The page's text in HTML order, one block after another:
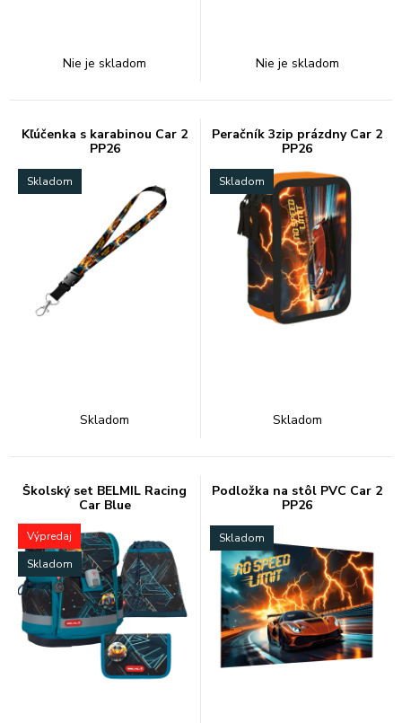
Nie je skladom Nie je skladom
Kľúčenka s karabinou Car 2
PP26
Skladom
Skladom
Peračník 3zip prázdny Car 2
PP26
Skladom
Skladom
Školský set BELMIL Racing
Car Blue
Výpredaj
Skladom
Podložka na stôl PVC Car 2
PP26
Skladom